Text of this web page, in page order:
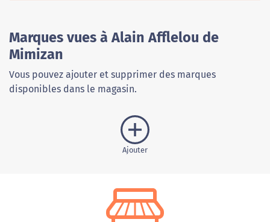
Marques vues à Alain Afflelou de
Mimizan
Vous pouvez ajouter et supprimer des marques
disponibles dans le magasin.
Ajouter